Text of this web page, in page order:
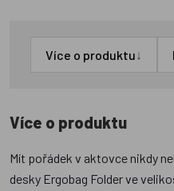
Více o produktu↓
Více o produktu
Mít pořádek v aktovce nikdy
desky Ergobag Folder ve